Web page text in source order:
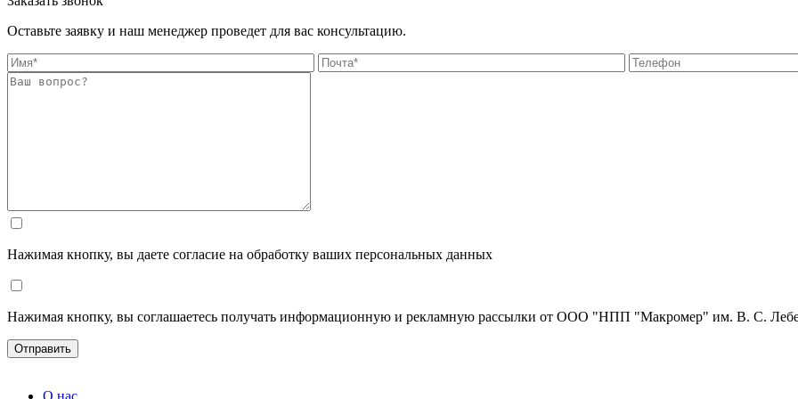
Оставьте заявку и наш менеджер проведет для вас консультацию.
Нажимая кнопку, вы даете согласие на обработку ваших персональных данных
Нажимая кнопку, вы соглашаетесь получать информационную и рекламную рассылки от ООО "НПП "Макромер" им. В. С.
О нас